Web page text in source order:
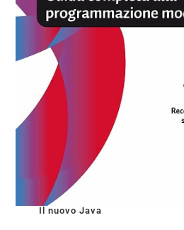
Il nuovo Java